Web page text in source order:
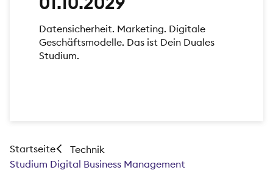
Datensicherheit. Marketing. Digitale
Geschäftsmodelle. Das ist Dein Duales
Studium.
Startseite
Technik
Studium Digital Business Management